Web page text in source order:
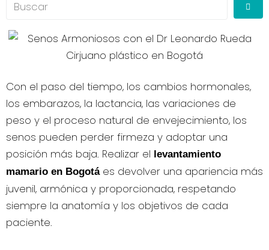
Con el paso del tiempo, los cambios hormonales,
los embarazos, la lactancia, las variaciones de
peso y el proceso natural de envejecimiento, los
senos pueden perder firmeza y adoptar una
posición más baja. Realizar el levantamiento
mamario en Bogotáes devolver una apariencia más
juvenil, armónica y proporcionada, respetando
siempre la anatomía y los objetivos de cada
paciente.